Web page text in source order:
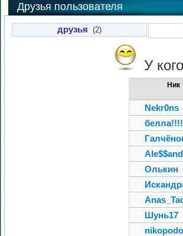
Друзья пользователя
друзья (2)
У
Ник
Nekr0ns
Олькин
Шунь17